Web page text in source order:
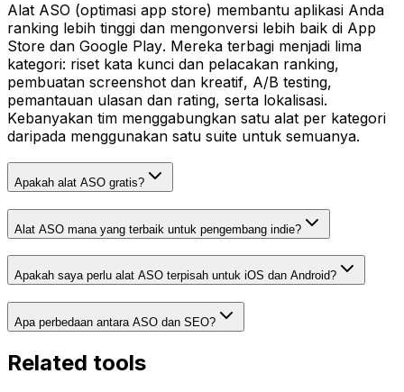
Alat ASO (optimasi app store) membantu aplikasi Anda
ranking lebih tinggi dan mengonversi lebih baik di App
Store dan Google Play. Mereka terbagi menjadi lima
kategori: riset kata kunci dan pelacakan ranking,
pembuatan screenshot dan kreatif, A/B testing,
pemantauan ulasan dan rating, serta lokalisasi.
Kebanyakan tim menggabungkan satu alat per kategori
daripada menggunakan satu suite untuk semuanya.
Apakah alat ASO gratis?
Alat ASO mana yang terbaik untuk pengembang indie?
Apakah saya perlu alat ASO terpisah untuk iOS dan Android?
Apa perbedaan antara ASO dan SEO?
Related tools